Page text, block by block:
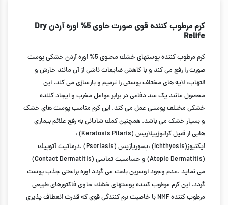
كرم مرطوب كننده قوی صورت حاوی 5% اوره آردن Dry
Relife
كرم مرطوب كننده پوستهای خشك محتوی 5% اوره آردن خشكی پوست
صورت را رفع می کند و با كاهش ضایعات ناشی از آن مانند خارش و
التهاب، لایه های مختلف پوستی را ترمیم و بازسازی می کند. این
محصول مانند یک سد دفاعی در برابر عوامل مخرب و ایجاد كننده
خشكی مختلف پوستی عمل می کند. این کرم مناسب پوست های خشک
و بسیار خشک می باشد. همچنین كمك شایانی به رفع علائم بیماری
هایی از قبیل كراتوزپیلاریس (Keratosis Pilaris) ،
ایكتیوز(Ichthyosis) ،پسوریازیس (Psoriasis) ،درماتیت آتوپیك
(Atopic Dermatitis) و حساسیت تماسی (Contact Dermatitis)
می نماید .عدم وجود اوسرین باعث می گردد اوره براحتی جذب پوست
گردد. این كرم مرطوب كننده پوستهای خشك حاوی فاكتورهای طبیعی
مرطوب كننده NMF با خاصیت نرم كنندگی قوی که قدرت انعطاف پذیری